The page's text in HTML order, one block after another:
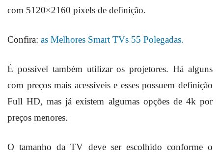
com 5120×2160 pixels de definição.
Confira: as Melhores Smart TVs 55 Polegadas.
É possível também utilizar os projetores. Há alguns
com preços mais acessíveis e esses possuem definição
Full HD, mas já existem algumas opções de 4k por
preços menores.
O tamanho da TV deve ser escolhido conforme o